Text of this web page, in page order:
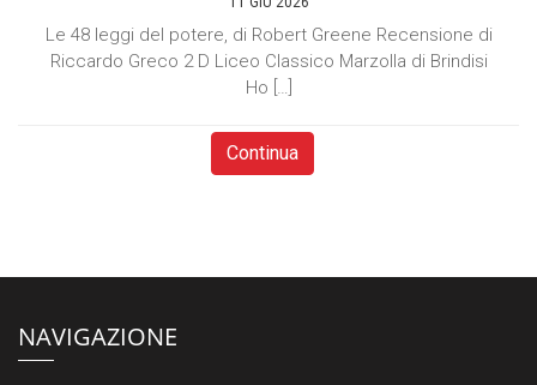
Le 48 leggi del potere, di Robert Greene Recensione di
Riccardo Greco 2 D Liceo Classico Marzolla di Brindisi
Ho […]
Continua
NAVIGAZIONE